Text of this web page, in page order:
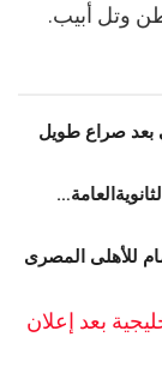
وتل أبيب.
بعد صراع طويل
صاورخية على 3 دول خليجية بعد إعلان